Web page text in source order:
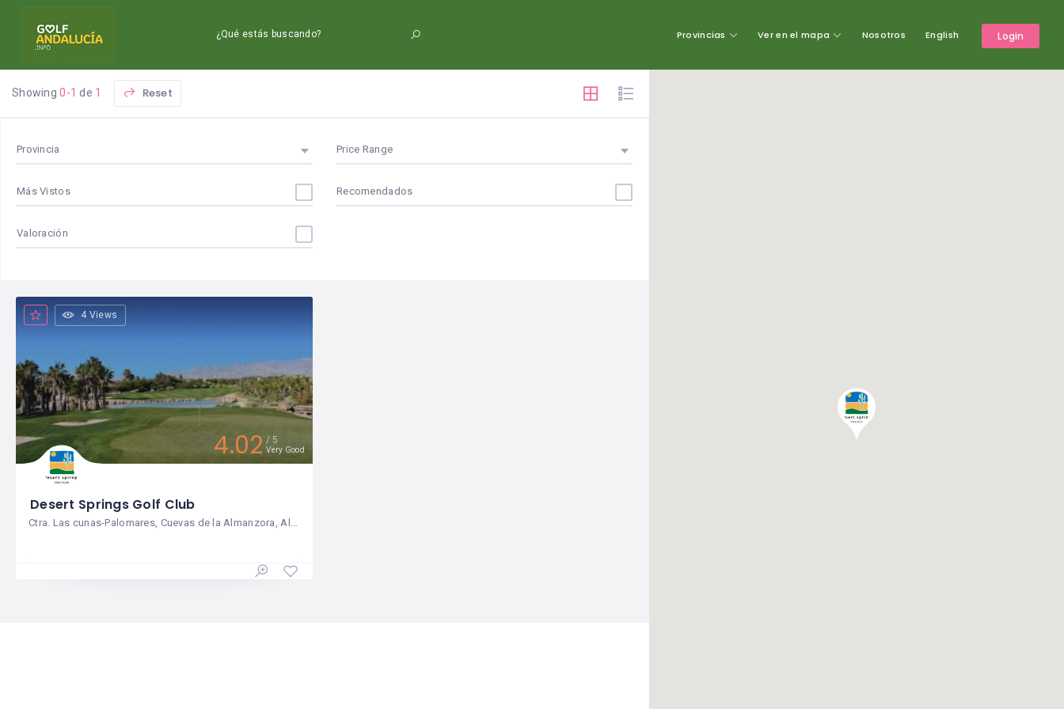
¿Qué estás buscando? Provincias Ver en el mapa Nosotros English Login
Showing0-1 de 1 Reset
Provincia Price Range
Más Vistos Recomendados
Valoración
4 Views
4.02 5
Very Good
Desert Springs Golf Club